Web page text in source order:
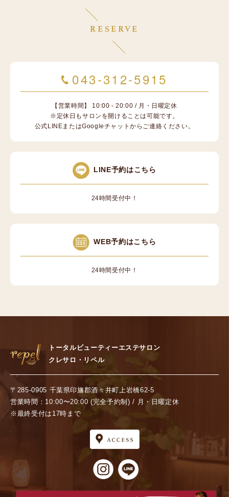
RESERVE
043-312-5915
【営業時間】 10:00 - 20:00 / 月・日曜定休
※定休日もサロンを開けることは可能です。
公式LINEまたはGoogleチャットからご連絡ください。
LINE予約はこちら
24時間受付中！
WEB予約はこちら
24時間受付中！
トータルビューティーエステサロン
クレサロ・リペル
〒285-0905 千葉県印旛郡酒々井町上岩橋62-5
営業時間：10:00〜20:00 (完全予約制) / 月・日曜定休
※最終受付は17時まで